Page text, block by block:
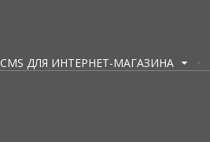
CMS ДЛЯ ИНТЕРНЕТ-МАГАЗИНА